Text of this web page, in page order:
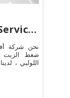
نحن شركة
ضغط الزيت
اللولبي ،